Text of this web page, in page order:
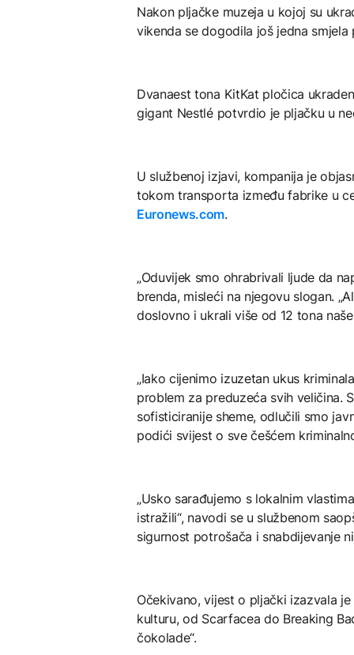
Nakon pljačke muzeja u kojoj su
vikenda se dogodila još jedna smjela
Dvanaest tona KitKat pločica
gigant Nestlé potvrdio je pljačku u
U službenoj izjavi, kompanija je
tokom transporta između fabrike u
Euronews.com.
„Oduvijek smo ohrabrivali ljude da
brenda, misleći na njegovu slogan.
doslovno i ukrali više od 12 tona
„Iako cijenimo izuzetan ukus
problem za preduzeća svih veličina.
sofisticiranije sheme, odlučili smo
podići svijest o sve češćem
„Usko sarađujemo s lokalnim
istražili“, navodi se u službenom
sigurnost potrošača i snabdijevanje
Očekivano, vijest o pljački izazvala
kulturu, od Scarfacea do Breaking
čokolade“.